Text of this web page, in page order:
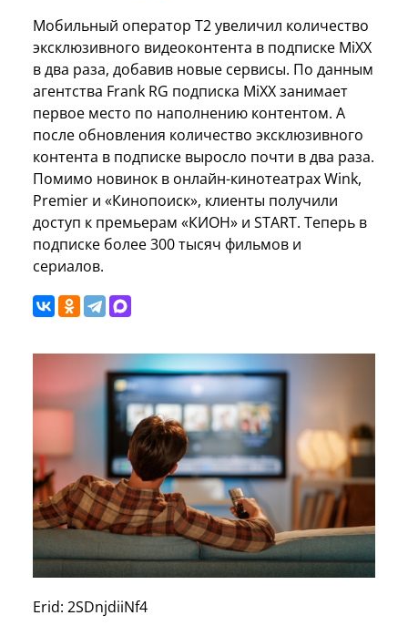
Мобильный оператор Т2 увеличил количество
эксклюзивного видеоконтента в подписке MiXX
в два раза, добавив новые сервисы. По данным
агентства Frank RG подписка MiXX занимает
первое место по наполнению контентом. А
после обновления количество эксклюзивного
контента в подписке выросло почти в два раза.
Помимо новинок в онлайн-кинотеатрах Wink,
Premier и «Кинопоиск», клиенты получили
доступ к премьерам «КИОН» и START. Теперь в
подписке более 300 тысяч фильмов и
сериалов.
Erid: 2SDnjdiiNf4